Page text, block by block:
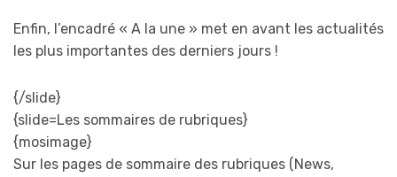
Enfin, l’encadré « A la une » met en avant les actualités
les plus importantes des derniers jours !
{/slide}
{slide=Les sommaires de rubriques}
{mosimage}
Sur les pages de sommaire des rubriques (News,